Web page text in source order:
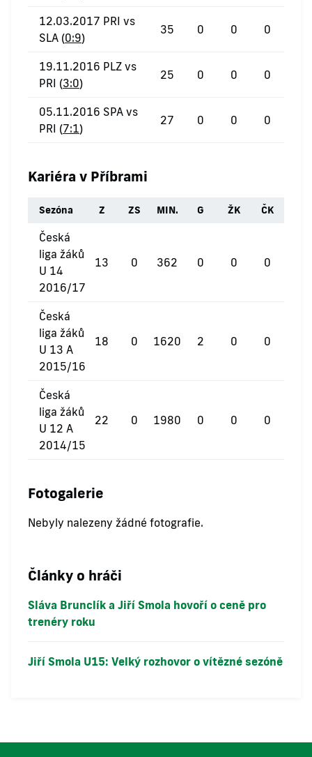
12.03.2017 PRI vs
SLA (0:9)
35 0 0 0
19.11.2016 PLZ vs
PRI (3:0)
25 0 0 0
05.11.2016 SPA vs
PRI (7:1)
27 0 0 0
Kariéra v Příbrami
Sezóna Z ZS MIN. G ŽK ČK
Česká
liga žáků
U 14
2016/17
13 0 362 0 0 0
Česká
liga žáků
U 13 A
2015/16
18 0 1620 2 0 0
Česká
liga žáků
U 12 A
2014/15
22 0 1980 0 0 0
Fotogalerie
Nebyly nalezeny žádné fotografie.
Články o hráči
Sláva Brunclík a Jiří Smola hovoří o ceně pro
trenéry roku
Jiří Smola U15: Velký rozhovor o vítězné sezóně